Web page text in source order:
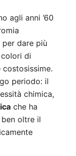
agli anni ’60
per dare più
di
costosissime.
periodo: il
chimica,
che ha
oltre il